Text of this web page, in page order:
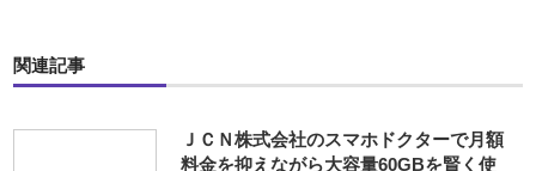
関連記事
ＪＣＮ株式会社のスマホドクターで月額
料金を抑えながら大容量60GBを賢く使